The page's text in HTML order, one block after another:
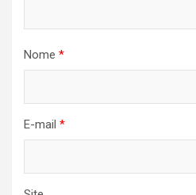
Nome *
E-mail *